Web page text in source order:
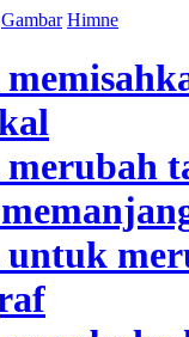
Gambar Himne